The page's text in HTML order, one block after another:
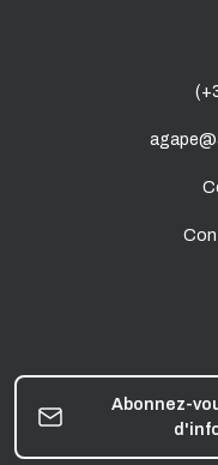
Abonnez-